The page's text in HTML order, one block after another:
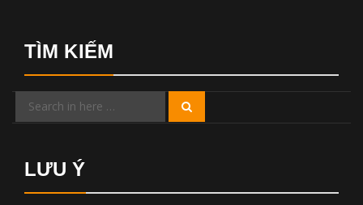
TÌM KIẾM
Search
LƯU Ý